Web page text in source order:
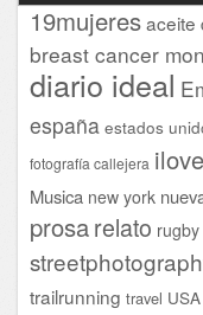
19mujeresaceite
breast cancer
diario ideal
españa estados
fotografía callejera
Musica new york
prosarelato rugby
trailrunning travel USA